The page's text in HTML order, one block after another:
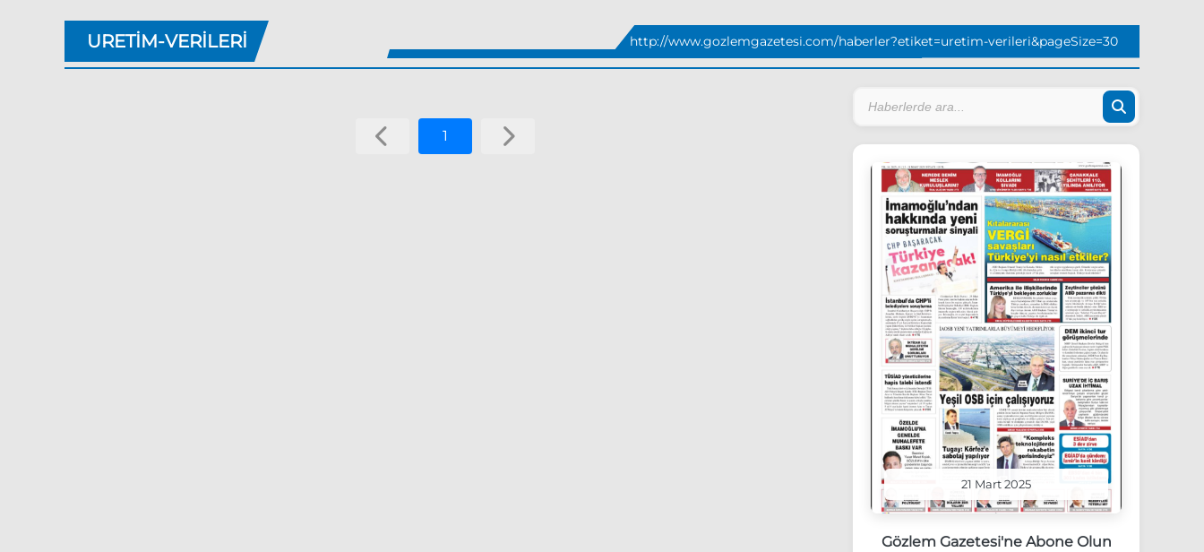
URETIM-VERILERI http://www.gozlemgazetesi.com/haberler?etiket=uretim-verileri&pageSize=30
1
21 Mart 2025
Gözlem Gazetesi'ne Abone Olun